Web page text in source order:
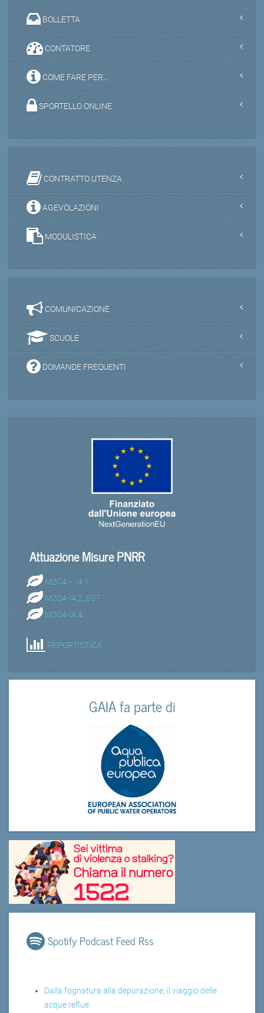
BOLLETTA
CONTATORE
COME FARE PER...
SPORTELLO ONLINE
CONTRATTO UTENZA
AGEVOLAZIONI
MODULISTICA
COMUNICAZIONE
SCUOLE
DOMANDE FREQUENTI
Attuazione Misure PNRR
M2C4 – I4.1
M2C4-I4.2_057
M2C4-I4.4
REPORTISTICA
GAIA fa parte di
Spotify Podcast Feed Rss
Dalla fognatura alla depurazione, il viaggio delle
acque reflue